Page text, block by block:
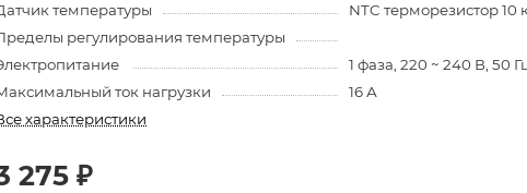
температуры
NTC терморезистор 10
регулирования температуры
1 фаза, 220 ~ 240 В, 50
ток нагрузки
16 А
характеристики
275 ₽